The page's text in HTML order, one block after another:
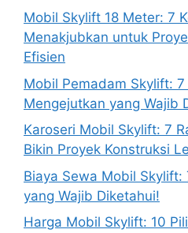
Mobil Skylift 18 Meter: 7
Menakjubkan untuk
Efisien
Mobil Pemadam Skylift: 7
Mengejutkan yang Wajib
Karoseri Mobil Skylift: 7
Bikin Proyek Konstruksi
Biaya Sewa Mobil Skylift:
yang Wajib Diketahui!
Harga Mobil Skylift: 10